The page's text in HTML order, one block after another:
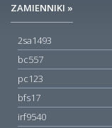
ZAMIENNIKI »
2sa1493
bc557
pc123
bfs17
irf9540